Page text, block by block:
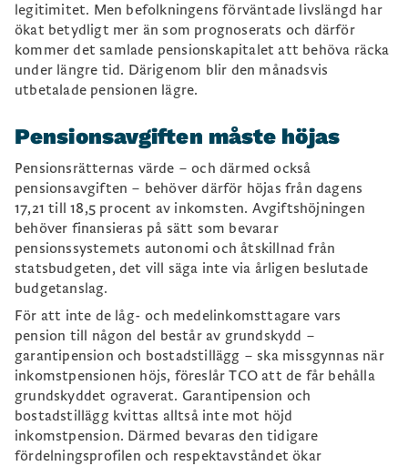
legitimitet. Men befolkningens förväntade livslängd har
ökat betydligt mer än som prognoserats och därför
kommer det samlade pensionskapitalet att behöva räcka
under längre tid. Därigenom blir den månadsvis
utbetalade pensionen lägre.
Pensionsavgiften måste höjas
Pensionsrätternas värde – och därmed också
pensionsavgiften – behöver därför höjas från dagens
17,21 till 18,5 procent av inkomsten. Avgiftshöjningen
behöver finansieras på sätt som bevarar
pensionssystemets autonomi och åtskillnad från
statsbudgeten, det vill säga inte via årligen beslutade
budgetanslag.
För att inte de låg- och medelinkomsttagare vars
pension till någon del består av grundskydd –
garantipension och bostadstillägg – ska missgynnas när
inkomstpensionen höjs, föreslår TCO att de får behålla
grundskyddet ograverat. Garantipension och
bostadstillägg kvittas alltså inte mot höjd
inkomstpension. Därmed bevaras den tidigare
fördelningsprofilen och respektavståndet ökar